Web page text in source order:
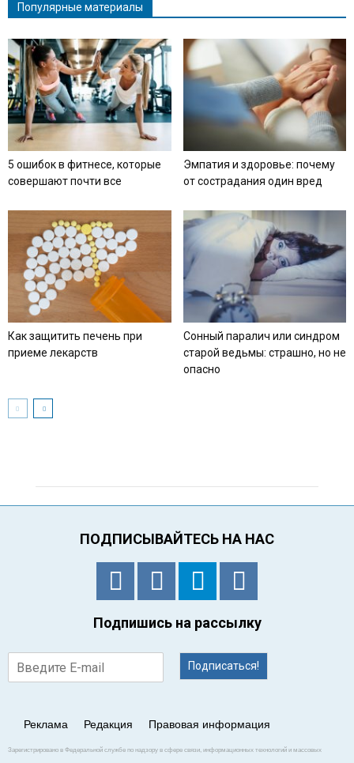
Популярные материалы
5 ошибок в фитнесе, которые
совершают почти все
Эмпатия и здоровье: почему
от сострадания один вред
Как защитить печень при
приеме лекарств
Сонный паралич или синдром
старой ведьмы: страшно, но не
опасно
ПОДПИСЫВАЙТЕСЬ НА НАС
Подпишись на рассылку
Подписаться!
Реклама Редакция Правовая информация
Зарегистрировано в Федеральной службе по надзору в сфере связи, информационных технологий и массовых